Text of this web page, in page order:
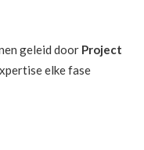
geleid door Project
elke fase